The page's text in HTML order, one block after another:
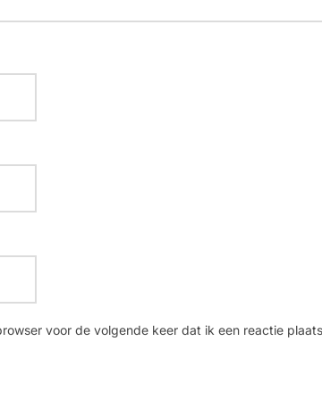
voor de volgende keer dat ik een reactie